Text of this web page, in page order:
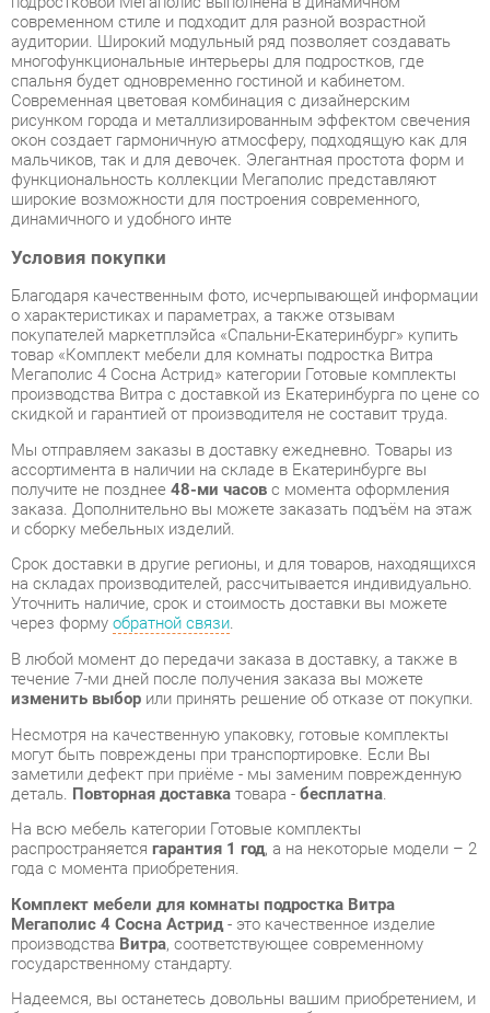
рисунком города и металлизированным эффектом свечения
окон создает гармоничную атмосферу, подходящую как для
мальчиков, так и для девочек. Элегантная простота форм и
функциональность коллекции Мегаполис представляют
широкие возможности для построения современного,
динамичного и удобного инте
Условия покупки
Благодаря качественным фото, исчерпывающей информации
о характеристиках и параметрах, а также отзывам
покупателей маркетплэйса «Спальни-Екатеринбург» купить
Мегаполис 4 Сосна Астрид» категории Готовые комплекты
скидкой и гарантией от производителя не составит труда.
Мы отправляем заказы в доставку ежедневно. Товары из
ассортимента в наличии на складе в Екатеринбурге вы
получите не позднее48-ми часовс момента оформления
заказа. Дополнительно вы можете заказать подъём на этаж
и сборку мебельных изделий.
Срок доставки в другие регионы, и для товаров, находящихся
на складах производителей, рассчитывается индивидуально.
Уточнить наличие, срок и стоимость доставки вы можете
через форму обратной связи
В любой момент до передачи заказа в доставку, а также в
течение 7-ми дней после получения заказа вы можете
изменить выборили принять решение об отказе от покупки.
Несмотря на качественную упаковку, готовые комплекты
могут быть повреждены при транспортировке. Если Вы
деталь.Повторная доставкатовара -бесплатна.
На всю мебель категории Готовые комплекты
года с момента приобретения.
Комплект мебели для комнаты подростка Витра
Мегаполис 4 Сосна Астрид- это качественное изделие
производства Витра , соответствующее современному
государственному стандарту.
Надеемся, вы останетесь довольны вашим приобретением, и
будем рады, если вы оставите отзыв об опыте его
использования, который поможет сориентироваться нашим
будущим покупателям.
Кроме формы обратной связиполучить развёрнутую
консультацию, фото и видеообзор продукции вы можете по
e-mail, телефону в Екатеринбурге и через мессенджеры
Telegram и WhatsApp.